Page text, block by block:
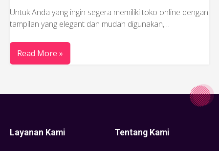
Untuk Anda yang ingin segera memiliki toko online dengan
tampilan yang elegant dan mudah digunakan,…
Read More »
Layanan Kami Tentang Kami